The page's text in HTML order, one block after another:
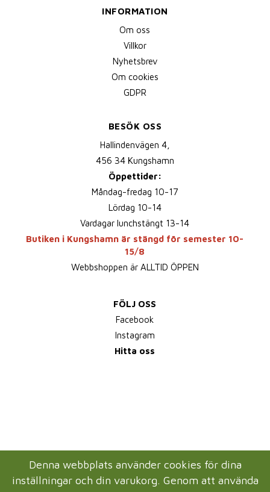
INFORMATION
Om oss
Villkor
Nyhetsbrev
Om cookies
GDPR
BESÖK OSS
Hallindenvägen 4,
456 34 Kungshamn
Öppettider:
Måndag-fredag 10-17
Lördag 10-14
Vardagar lunchstängt 13-14
Butiken i Kungshamn är stängd för semester 10-
15/8
Webbshoppen är ALLTID ÖPPEN
FÖLJ OSS
Facebook
Instagram
Hitta oss
Denna webbplats använder cookies för dina
inställningar och din varukorg. Genom att använda